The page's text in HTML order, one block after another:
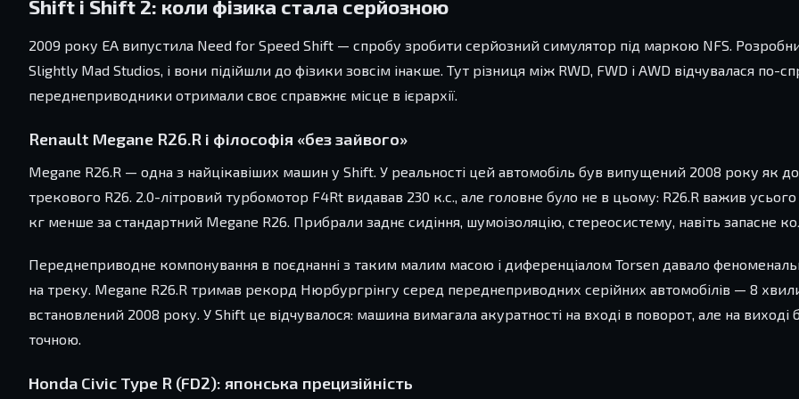
Shift і Shift 2: коли фізика стала серйозною
2009 року EA випустила Need for Speed Shift — спробу зробити серйозний симулятор під маркою NFS.
Slightly Mad Studios, і вони підійшли до фізики зовсім інакше. Тут різниця між RWD, FWD і AWD відчувалася по-
переднеприводники отримали своє справжнє місце в ієрархії.
Renault Megane R26.R і філософія «без зайвого»
Megane R26.R — одна з найцікавіших машин у Shift. У реальності цей автомобіль був випущений 2008 року як
трекового R26. 2.0-літровий турбомотор F4Rt видавав 230 к.с., але головне було не в цьому: R26.R важив усього
кг менше за стандартний Megane R26. Прибрали заднє сидіння, шумоізоляцію, стереосистему, навіть запасне
Переднеприводне компонування в поєднанні з таким малим масою і диференціалом Torsen давало
на треку. Megane R26.R тримав рекорд Нюрбургрінгу серед переднеприводних серійних автомобілів — 8
встановлений 2008 року. У Shift це відчувалося: машина вимагала акуратності на вході в поворот, але на виході
точною.
Honda Civic Type R (FD2): японська прецизійність